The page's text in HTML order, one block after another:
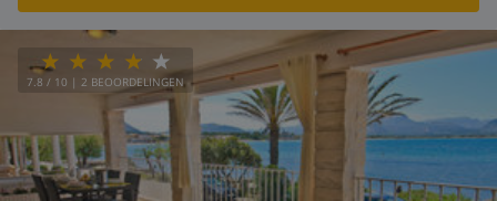
7.8 / 10 | 2 BEOORDELINGEN